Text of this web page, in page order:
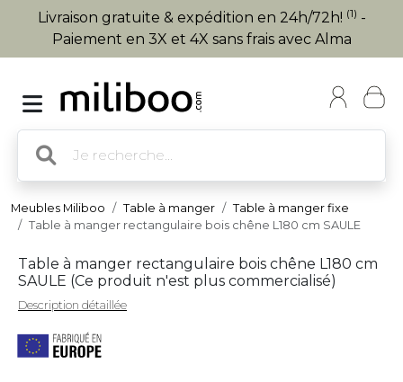
Livraison gratuite & expédition en 24h/72h! (1) -
Paiement en 3X et 4X sans frais avec Alma
Meubles Miliboo Table à manger
Table à manger fixe
Table à manger rectangulaire bois chêne L180 cm SAULE
Table à manger rectangulaire bois chêne L180 cm
SAULE (Ce produit n'est plus commercialisé)
Description détaillée